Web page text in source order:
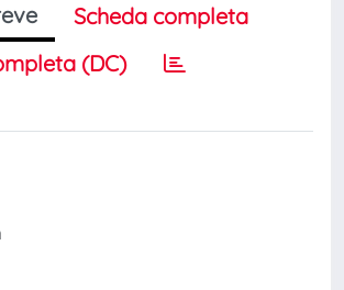
Scheda completa
(DC)